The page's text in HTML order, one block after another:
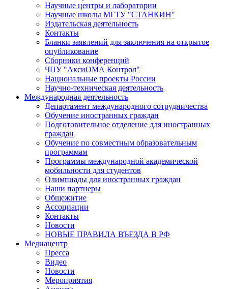
Научные центры и лаборатории
Научные школы МГТУ "СТАНКИН"
Издательская деятельность
Контакты
Бланки заявлений для заключения на открытое
опубликование
Сборники конференций
ЧПУ "АксиОМА Контрол"
Национальные проекты России
Научно-техническая деятельность
Международная деятельность
Департамент международного сотрудничества
Обучение иностранных граждан
Подготовительное отделение для иностранных
граждан
Обучение по совместным образовательным
программам
Программы международной академической
мобильности для студентов
Олимпиады для иностранных граждан
Наши партнеры
Общежитие
Ассоциации
Контакты
Новости
НОВЫЕ ПРАВИЛА ВЪЕЗДА В РФ
Медиацентр
Пресса
Видео
Новости
Мероприятия